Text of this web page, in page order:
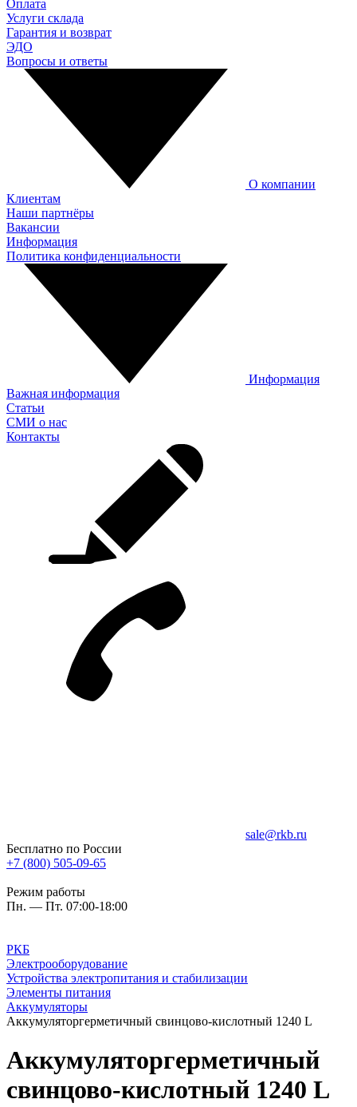
Оплата
Услуги склада
Гарантия и возврат
ЭДО
Вопросы и ответы
О компании
Клиентам
Наши партнёры
Вакансии
Информация
Политика конфиденциальности
Информация
Важная информация
Статьи
СМИ о нас
Контакты
sale@rkb.ru
Бесплатно по России
+7 (800) 505-09-65
Режим работы
Пн. — Пт. 07:00-18:00
РКБ
Электрооборудование
Устройства электропитания и стабилизации
Элементы питания
Аккумуляторы
Аккумуляторгерметичный свинцово-кислотный 1240 L
Аккумуляторгерметичный
свинцово-кислотный 1240 L